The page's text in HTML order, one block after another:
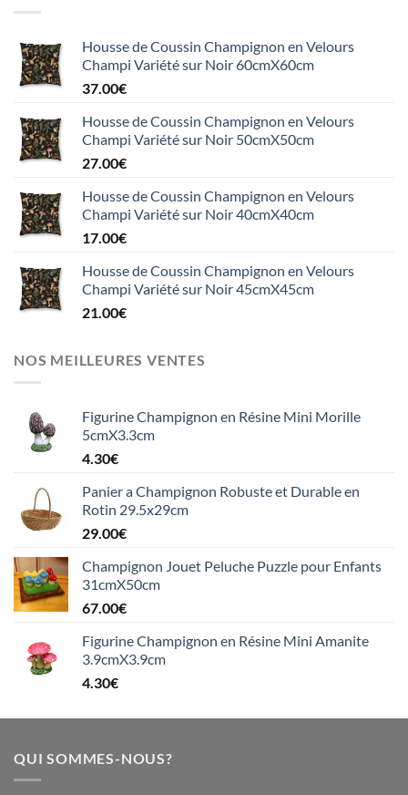
Housse de Coussin Champignon en Velours
Champi Variété sur Noir 60cmX60cm
37.00€
Housse de Coussin Champignon en Velours
Champi Variété sur Noir 50cmX50cm
27.00€
Housse de Coussin Champignon en Velours
Champi Variété sur Noir 40cmX40cm
17.00€
Housse de Coussin Champignon en Velours
Champi Variété sur Noir 45cmX45cm
21.00€
NOS MEILLEURES VENTES
Figurine Champignon en Résine Mini Morille
5cmX3.3cm
4.30€
Panier a Champignon Robuste et Durable en
Rotin 29.5x29cm
29.00€
Champignon Jouet Peluche Puzzle pour Enfants
31cmX50cm
67.00€
Figurine Champignon en Résine Mini Amanite
3.9cmX3.9cm
4.30€
QUI SOMMES-NOUS?